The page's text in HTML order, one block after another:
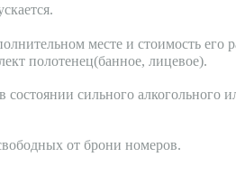
месте и стоимость его
полотенец(банное, лицевое).
сильного алкогольного
от брони номеров.